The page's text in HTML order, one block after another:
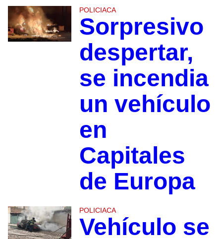
POLICIACA
Sorpresivo
despertar,
se incendia
un vehículo
en
Capitales
de Europa
POLICIACA
Vehículo se